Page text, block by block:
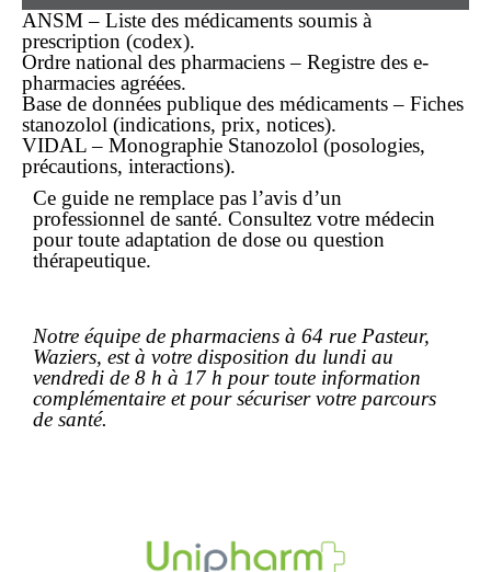
ANSM – Liste des médicaments soumis à
prescription (codex).
Ordre national des pharmaciens – Registre des e-
pharmacies agréées.
Base de données publique des médicaments – Fiches
stanozolol (indications, prix, notices).
VIDAL – Monographie Stanozolol (posologies,
précautions, interactions).
Ce guide ne remplace pas l’avis d’un
professionnel de santé. Consultez votre médecin
pour toute adaptation de dose ou question
thérapeutique.
Notre équipe de pharmaciens à 64 rue Pasteur,
Waziers, est à votre disposition du lundi au
vendredi de 8 h à 17 h pour toute information
complémentaire et pour sécuriser votre parcours
de santé.